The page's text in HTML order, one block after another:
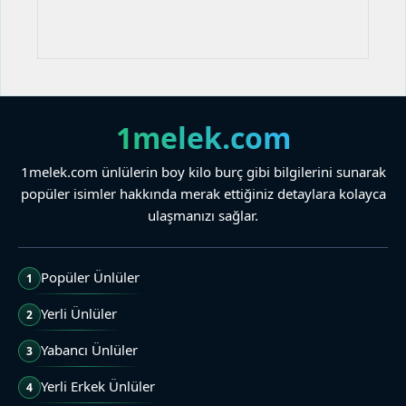
1melek.com
1melek.com ünlülerin boy kilo burç gibi bilgilerini sunarak
popüler isimler hakkında merak ettiğiniz detaylara kolayca
ulaşmanızı sağlar.
1 Popüler Ünlüler
2 Yerli Ünlüler
3 Yabancı Ünlüler
4 Yerli Erkek Ünlüler